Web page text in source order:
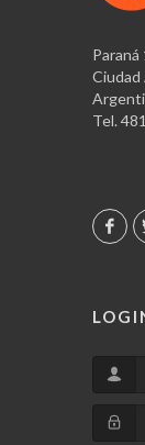
Paraná
Ciudad
Tel.